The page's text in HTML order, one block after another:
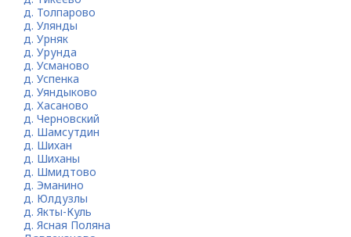
д. Толпарово
д. Улянды
д. Урняк
д. Урунда
д. Усманово
д. Успенка
д. Уяндыково
д. Хасаново
д. Черновский
д. Шамсутдин
д. Шихан
д. Шиханы
д. Шмидтово
д. Эманино
д. Юлдузлы
д. Якты-Куль
д. Ясная Поляна